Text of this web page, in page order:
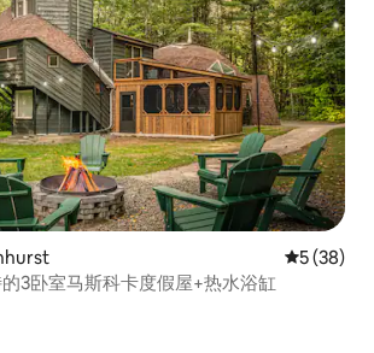
平均评分
5 (38)
3卧室马斯科卡度假屋+热水浴缸